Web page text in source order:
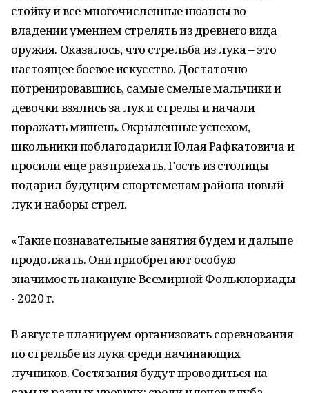
стойку и все многочисленные нюансы во
владении умением стрелять из древнего вида
оружия. Оказалось, что стрельба из лука – это
настоящее боевое искусство. Достаточно
потренировавшись, самые смелые мальчики и
девочки взялись за лук и стрелы и начали
поражать мишень. Окрыленные успехом,
школьники поблагодарили Юлая Рафкатовича и
просили еще раз приехать. Гость из столицы
подарил будущим спортсменам района новый
лук и наборы стрел.
«Такие познавательные занятия будем и дальше
продолжать. Они приобретают особую
значимость накануне Всемирной Фольклориады
- 2020 г.
В августе планируем организовать соревнования
по стрельбе из лука среди начинающих
лучников. Состязания будут проводиться на